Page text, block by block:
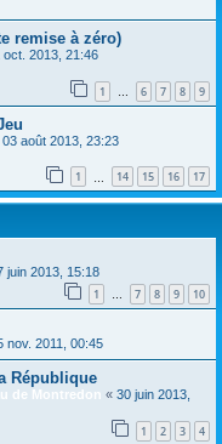
remise à zéro)
oct. 2013, 21:46
1 … 6 7 8 9
03 août 2013, 23:23
1 14 15 16 17
juin 2013, 15:18
1 … 7 8 9 10
nov. 2011, 00:45
République
de Montredon « 30 juin 2013,
1 2 3 4